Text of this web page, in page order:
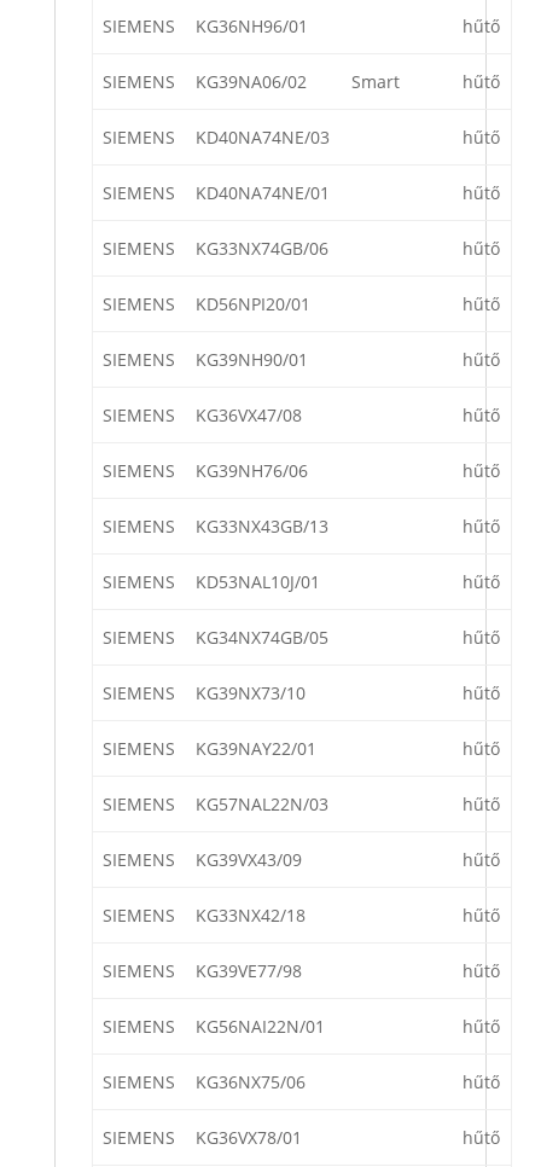
SIEMENS KG36NH96/01 hűtő
SIEMENS KG39NA06/02 Smart hűtő
SIEMENS KD40NA74NE/03 hűtő
SIEMENS KD40NA74NE/01 hűtő
SIEMENS KG33NX74GB/06 hűtő
SIEMENS KD56NPI20/01 hűtő
SIEMENS KG39NH90/01 hűtő
SIEMENS KG36VX47/08 hűtő
SIEMENS KG39NH76/06 hűtő
SIEMENS KG33NX43GB/13 hűtő
SIEMENS KD53NAL10J/01 hűtő
SIEMENS KG34NX74GB/05 hűtő
SIEMENS KG39NX73/10 hűtő
SIEMENS KG39NAY22/01 hűtő
SIEMENS KG57NAL22N/03 hűtő
SIEMENS KG39VX43/09 hűtő
SIEMENS KG33NX42/18 hűtő
SIEMENS KG39VE77/98 hűtő
SIEMENS KG56NAI22N/01 hűtő
SIEMENS KG36NX75/06 hűtő
SIEMENS KG36VX78/01 hűtő